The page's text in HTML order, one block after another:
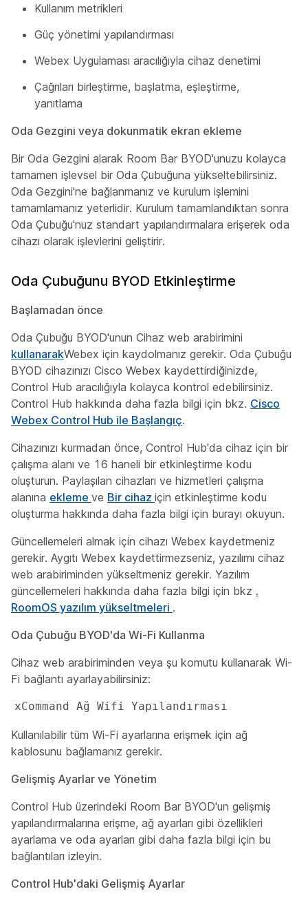
Kullanım metrikleri
Güç yönetimi yapılandırması
Webex Uygulaması aracılığıyla cihaz denetimi
Çağrıları birleştirme, başlatma, eşleştirme,
yanıtlama
Oda Gezgini veya dokunmatik ekran ekleme
Bir Oda Gezgini alarak Room Bar BYOD'unuzu kolayca
tamamen işlevsel bir Oda Çubuğuna yükseltebilirsiniz.
Oda Gezgini'ne bağlanmanız ve kurulum işlemini
tamamlamanız yeterlidir. Kurulum tamamlandıktan sonra
Oda Çubuğu'nuz standart yapılandırmalara erişerek oda
cihazı olarak işlevlerini geliştirir.
Oda Çubuğunu BYOD Etkinleştirme
Başlamadan önce
Oda Çubuğu BYOD'unun Cihaz web arabirimini
kullanarakWebex için kaydolmanız gerekir. Oda Çubuğu
BYOD cihazınızı Cisco Webex kaydettirdiğinizde,
Control Hub aracılığıyla kolayca kontrol edebilirsiniz.
Control Hub hakkında daha fazla bilgi için bkz. Cisco
Webex Control Hub ile Başlangıç.
Cihazınızı kurmadan önce, Control Hub'da cihaz için bir
çalışma alanı ve 16 haneli bir etkinleştirme kodu
oluşturun. Paylaşılan cihazları ve hizmetleri çalışma
alanına ekleme ve Bir cihaz için etkinleştirme kodu
oluşturma hakkında daha fazla bilgi için burayı okuyun.
Güncellemeleri almak için cihazı Webex kaydetmeniz
gerekir. Aygıtı Webex kaydettirmezseniz, yazılımı cihaz
web arabiriminden yükseltmeniz gerekir. Yazılım
güncellemeleri hakkında daha fazla bilgi için bkz .
RoomOS yazılım yükseltmeleri .
Oda Çubuğu BYOD'da Wi-Fi Kullanma
Cihaz web arabiriminden veya şu komutu kullanarak Wi-
Fi bağlantı ayarlayabilirsiniz:
xCommand Ağ Wifi Yapılandırması
Kullanılabilir tüm Wi-Fi ayarlarına erişmek için ağ
kablosunu bağlamanız gerekir.
Gelişmiş Ayarlar ve Yönetim
Control Hub üzerindeki Room Bar BYOD'un gelişmiş
yapılandırmalarına erişme, ağ ayarları gibi özellikleri
ayarlama ve oda ayarları gibi daha fazla bilgi için bu
bağlantıları izleyin.
Control Hub'daki Gelişmiş Ayarlar